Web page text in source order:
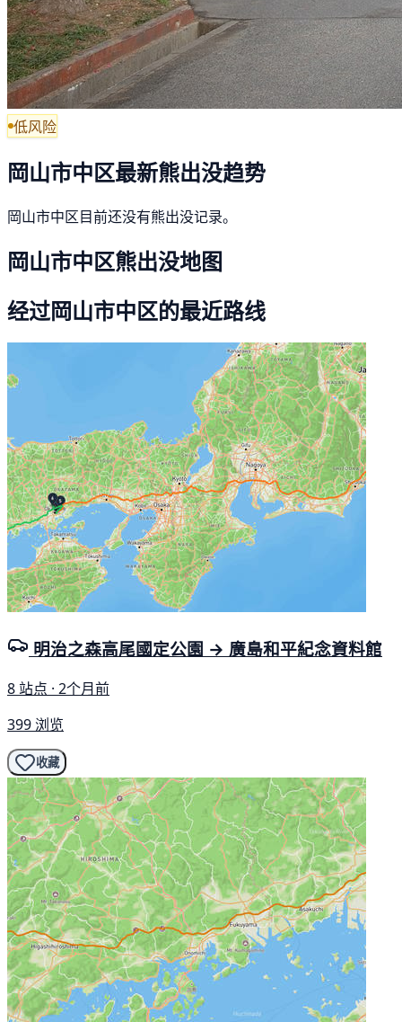
低风险
岡山市中区最新熊出没趋势
岡山市中区目前还没有熊出没记录。
岡山市中区熊出没地图
经过岡山市中区的最近路线
明治之森高尾國定公園 → 廣島和平紀念資料館
8 站点 · 2个月前
399 浏览
收藏